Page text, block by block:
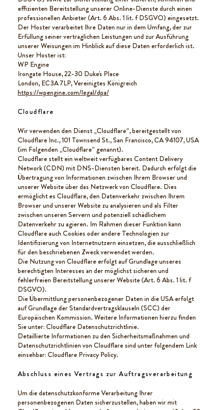
effizienten Bereitstellung unserer Online-Dienste durch einen
professionellen Anbieter (Art. 6 Abs. 1 lit. f DSGVO) eingesetzt.
Der Hoster verarbeitet Ihre Daten nur in dem Umfang, der zur
Erfüllung seiner vertraglichen Leistungen und zur Ausführung
unserer Weisungen im Hinblick auf diese Daten erforderlich ist.
Unser Hoster ist:
WP Engine
Irongate House, 22-30 Duke's Place
London, EC3A 7LP, Vereinigtes Königreich
https://wpengine.com/legal/dpa/
Cloudflare
Wir verwenden den Dienst „Cloudflare“, bereitgestellt von
Cloudflare Inc., 101 Townsend St., San Francisco, CA 94107, USA
(im Folgenden „Cloudflare“ genannt).
Cloudflare stellt ein weltweit verfügbares Content Delivery
Network (CDN) mit DNS-Diensten bereit. Dadurch erfolgt die
Übertragung von Informationen zwischen Ihrem Browser und
unserer Website über das Netzwerk von Cloudflare. Dies
ermöglicht es Cloudflare, den Datenverkehr zwischen Ihrem
Browser und unserer Website zu analysieren und als Filter
zwischen unseren Servern und potenziell schädlichem
Datenverkehr zu agieren. Im Rahmen dieser Funktion kann
Cloudflare auch Cookies oder andere Technologien zur
Identifizierung von Internetnutzern einsetzen, die ausschließlich
für den beschriebenen Zweck verwendet werden.
Die Nutzung von Cloudflare erfolgt auf Grundlage unseres
berechtigten Interesses an der möglichst sicheren und
fehlerfreien Bereitstellung unserer Website (Art. 6 Abs. 1 lit. f
DSGVO).
Die Übermittlung personenbezogener Daten in die USA erfolgt
auf Grundlage der Standardvertragsklauseln (SCC) der
Europäischen Kommission. Weitere Informationen hierzu finden
Sie unter: Cloudflare Datenschutzrichtlinie.
Detaillierte Informationen zu den Sicherheitsmaßnahmen und
Datenschutzrichtlinien von Cloudflare sind unter folgendem Link
einsehbar: Cloudflare Privacy Policy.
Abschluss eines Vertrags zur Auftragsverarbeitung
Um die datenschutzkonforme Verarbeitung Ihrer
personenbezogenen Daten sicherzustellen, haben wir mit